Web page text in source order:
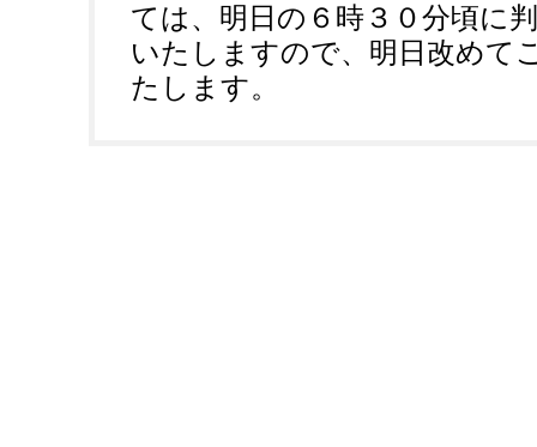
ては、明日の６時３０分頃に
いたしますので、明日改めて
たします。